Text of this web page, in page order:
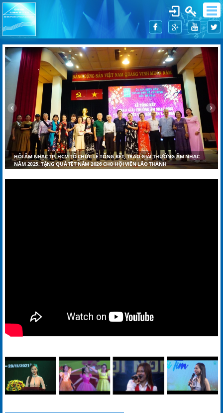
HỘI ÂM NHẠC TP. HCM TỔ CHỨC LỄ TỔNG KẾT, TRAO GIẢI THƯỞNG ÂM NHẠC
NĂM 2025, TẶNG QUÀ TẾT NĂM 2026 CHO HỘI VIÊN LÃO THÀNH